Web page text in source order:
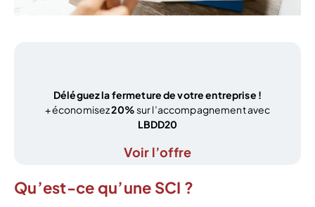
Déléguez la fermeture de votre entreprise !
+ économisez20%sur l’accompagnement avec
LBDD20
Voir l’offre
Qu’est-ce qu’une SCI ?